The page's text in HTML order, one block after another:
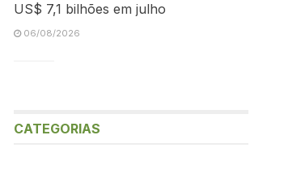
US$ 7,1 bilhões em julho
06/08/2026
CATEGORIAS